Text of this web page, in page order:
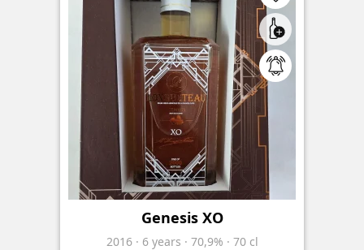
Genesis XO
2016 · 6 years · 70,9% · 70 cl